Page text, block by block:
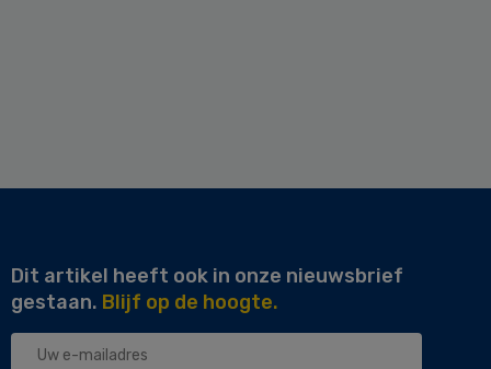
Dit artikel heeft ook in onze nieuwsbrief
gestaan. Blijf op de hoogte.
Uw